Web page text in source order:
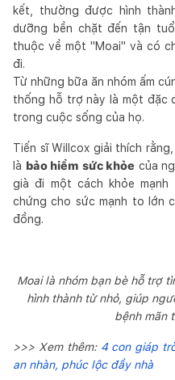
kết, thường được hình
dưỡng bền chặt đến tận
thuộc về một "Moai" và có
đi.
Từ những bữa ăn nhóm ấm
thống hỗ trợ này là một đặc
trong cuộc sống của họ.
Tiến sĩ Willcox giải thích
là bảo hiểm sức khỏe của
già đi một cách khỏe
chứng cho sức mạnh to lớn
đồng.
Moai là nhóm bạn bè hỗ trợ
hình thành từ nhỏ, giúp
bệnh mãn
>>> Xem thêm: 4 con giáp
an nhàn, phúc lộc đầy nhà